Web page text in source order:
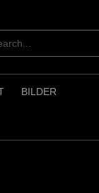
BILDER